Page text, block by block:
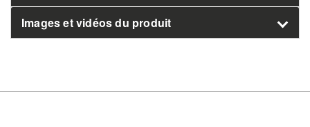
Images et vidéos du produit